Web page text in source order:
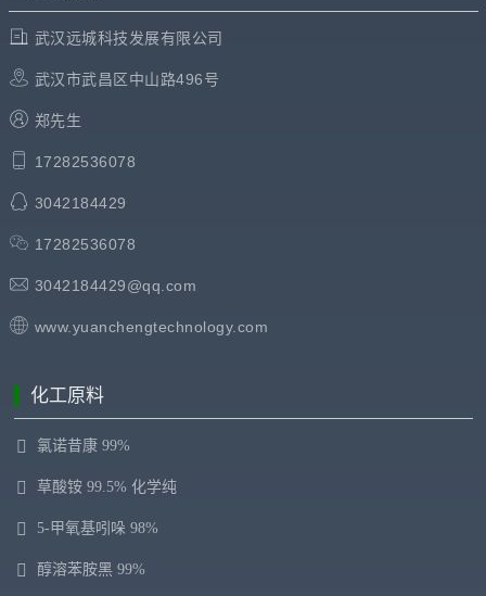
武汉远城科技发展有限公司
武汉市武昌区中山路496号
郑先生
17282536078
3042184429
17282536078
3042184429@qq.com
www.yuanchengtechnology.com
化工原料
氯诺昔康 99%
草酸铵 99.5% 化学纯
5-甲氧基吲哚 98%
醇溶苯胺黑 99%